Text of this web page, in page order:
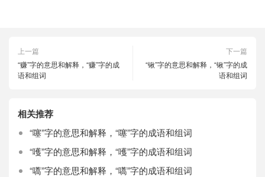
上一篇
“赚”字的意思和解释，“赚”字的成
语和组词
下一篇
“锹”字的意思和解释，“锹”字的成
语和组词
相关推荐
“噻”字的意思和解释，“噻”字的成语和组词
“嚄”字的意思和解释，“嚄”字的成语和组词
“嚆”字的意思和解释，“嚆”字的成语和组词